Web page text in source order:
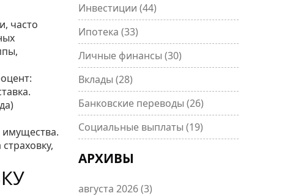
часто
имущества.
Инвестиции (44)
Ипотека (33)
Личные финансы (30)
Вклады (28)
Банковские переводы (26)
Социальные выплаты (19)
АРХИВЫ
августа 2026(3)